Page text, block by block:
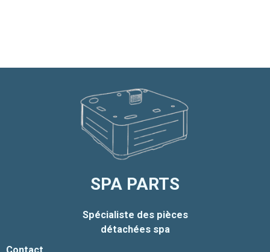
SPA PARTS
Spécialiste des pièces
détachées spa
Contact